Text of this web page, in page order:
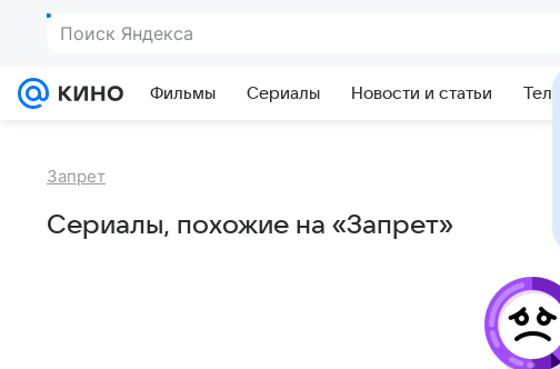
Поиск Яндекса
Фильмы Сериалы Новости и статьи
Запрет
Сериалы, похожие на «Запрет»